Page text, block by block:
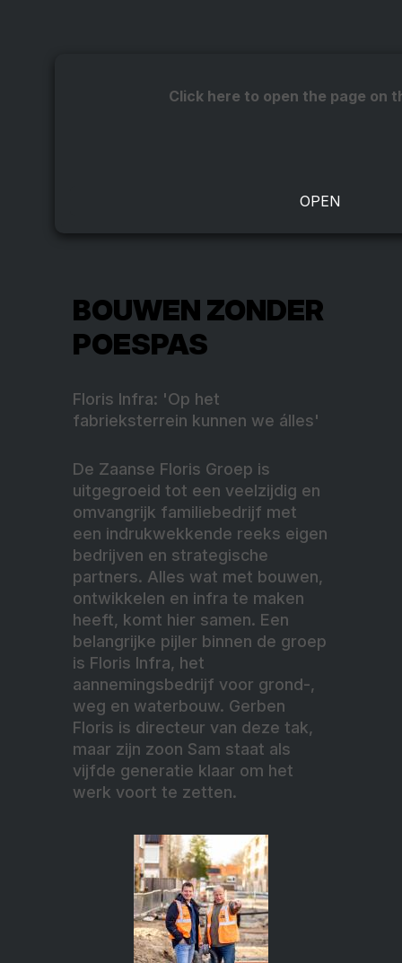
Click here to open the page on
BOUWEN ZONDER
POESPAS
Floris Infra: 'Op het
fabrieksterrein kunnen we álles'
De Zaanse Floris Groep is
uitgegroeid tot een veelzijdig en
omvangrijk familiebedrijf met
een indrukwekkende reeks eigen
bedrijven en strategische
partners. Alles wat met bouwen,
ontwikkelen en infra te maken
heeft, komt hier samen. Een
belangrijke pijler binnen de groep
is Floris Infra, het
aannemingsbedrijf voor grond-,
weg en waterbouw. Gerben
Floris is directeur van deze tak,
maar zijn zoon Sam staat als
vijfde generatie klaar om het
werk voort te zetten.